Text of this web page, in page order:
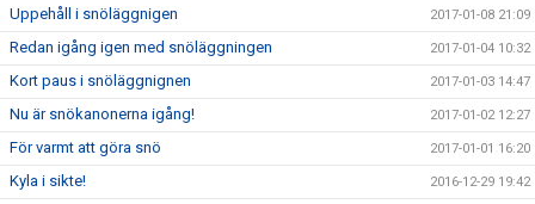
Uppehåll i snöläggnigen 2017-01-08 21:09
Redan igång igen med snöläggningen 2017-01-04 10:32
Kort paus i snöläggnignen 2017-01-03 14:47
Nu är snökanonerna igång! 2017-01-02 12:27
För varmt att göra snö 2017-01-01 16:20
Kyla i sikte! 2016-12-29 19:42